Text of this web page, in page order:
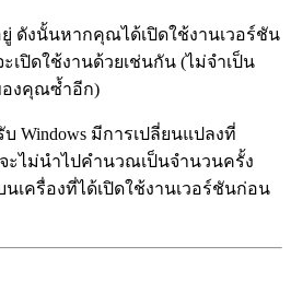
ดังนั้นหากคุณได้เปิดใช้งานเวอร์ชัน
เปิดใช้งานด้วยเช่นกัน (ไม่จำเป็น
งคุณซ้ำอีก)
Windows มีการเปลี่ยนแปลงที่
ะไม่นำไปคำนวณเป็นจำนวนครั้ง
เครื่องที่ได้เปิดใช้งานเวอร์ชันก่อน